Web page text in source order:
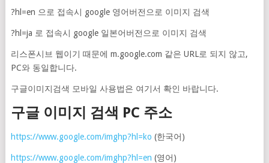
?hl=en 으로 접속시 google 영어버전으로 이미지 검색
?hl=ja 로 접속시 google 일본어버전으로 이미지 검색
리스폰시브 웹이기 때문에 m.google.com 같은 URL로 되지 않고,
PC와 동일합니다.
구글이미지검색 모바일 사용법은 여기서 확인 바랍니다.
구글 이미지 검색 PC 주소
https://www.google.com/imghp?hl=ko (한국어)
https://www.google.com/imghp?hl=en (영어)